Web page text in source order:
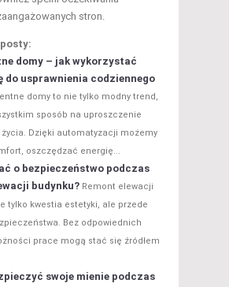
stron.
domy – jak wykorzystać
do usprawnienia codziennego
domy to nie tylko modny trend,
sposób na uproszczenie
Dzięki automatyzacji możemy
oszczędzać energię...
o bezpieczeństwo podczas
budynku? Remont elewacji
tylko kwestia estetyki, ale przede
Bez odpowiednich
prace mogą stać się źródłem
swoje mienie podczas